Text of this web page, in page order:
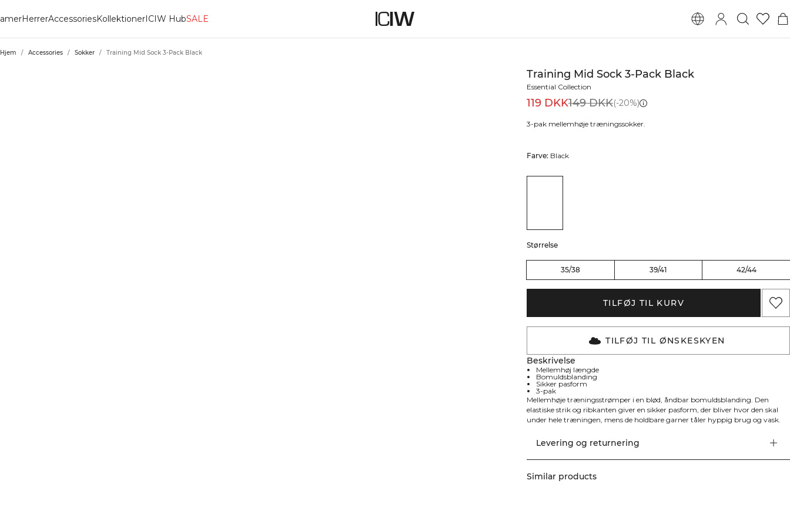
HerrerAccessoriesKollektionerICIW HubSALE
Hjem / Accessories / Sokker / Training Mid Sock 3-Pack Black
Training Mid Sock 3-Pack Black
Essential Collection
119 DKK149 DKK(-20%)
3-pak mellemhøje træningssokker.
Farve: Black
Størrelse
35/38 39/41 42/44
TILFØJ TIL KURV
TILFØJ TIL ØNSKESKYEN
Beskrivelse
Mellemhøj længde
Bomuldsblanding
Sikker pasform
3-pak
Mellemhøje træningsstrømper i en blød, åndbar bomuldsblanding. Den
elastiske strik og ribkanten giver en sikker pasform, der bliver hvor den skal
under hele træningen, mens de holdbare garner tåler hyppig brug og vask.
3-pak. Materiale: 64% bomuld, 21% polypropylen, 12% polyamid, 3% elastan.
Levering og returnering
Similar products